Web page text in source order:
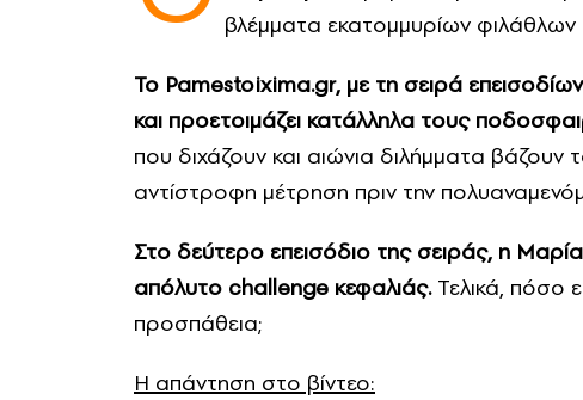
βλέμματα εκατομμυρίων
Το Pamestoixima.gr, με τη σειρά
και προετοιμάζει κατάλληλα τους
που διχάζουν και αιώνια διλήμματα βάζουν
αντίστροφη μέτρηση πριν την
Στο δεύτερο επεισόδιο της σειράς, η
απόλυτο challenge κεφαλιάς.Τελικά, πόσο
προσπάθεια;
Η απάντηση στο βίντεο: